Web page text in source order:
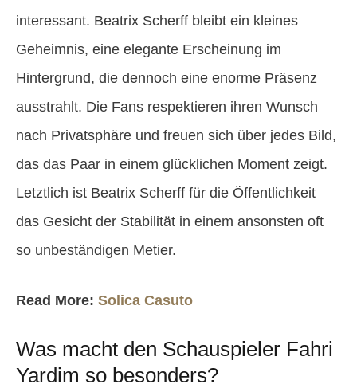
interessant. Beatrix Scherff bleibt ein kleines
Geheimnis, eine elegante Erscheinung im
Hintergrund, die dennoch eine enorme Präsenz
ausstrahlt. Die Fans respektieren ihren Wunsch
nach Privatsphäre und freuen sich über jedes Bild,
das das Paar in einem glücklichen Moment zeigt.
Letztlich ist Beatrix Scherff für die Öffentlichkeit
das Gesicht der Stabilität in einem ansonsten oft
so unbeständigen Metier.
Read More: Solica Casuto
Was macht den Schauspieler Fahri
Yardim so besonders?